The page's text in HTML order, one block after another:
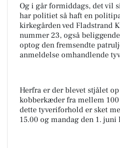
Og i går formiddags, det vil
har politiet så haft en
kirkegården ved Fladstrand
nummer 23, også
optog den fremsendte
anmeldelse omhandlende
Herfra er der blevet stjålet
kobberkæder fra mellem 100
dette tyveriforhold er sket
15.00 og mandag den 1. juni